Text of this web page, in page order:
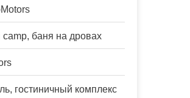
camp, баня на дровах
гостиничный комплекс